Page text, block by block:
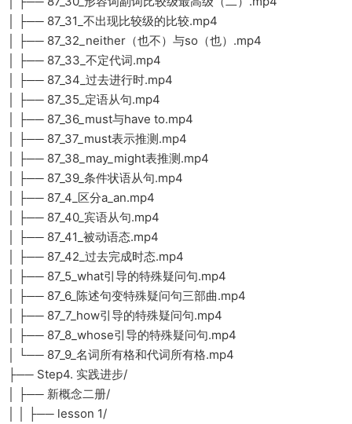
│ ├── 87_31_不出现比较级的比较.mp4
│ ├── 87_32_neither（也不）与so（也）.mp4
│ ├── 87_33_不定代词.mp4
│ ├── 87_34_过去进行时.mp4
│ ├── 87_35_定语从句.mp4
│ ├── 87_36_must与have to.mp4
│ ├── 87_37_must表示推测.mp4
│ ├── 87_38_may_might表推测.mp4
│ ├── 87_39_条件状语从句.mp4
│ ├── 87_4_区分a_an.mp4
│ ├── 87_40_宾语从句.mp4
│ ├── 87_41_被动语态.mp4
│ ├── 87_42_过去完成时态.mp4
│ ├── 87_5_what引导的特殊疑问句.mp4
│ ├── 87_6_陈述句变特殊疑问句三部曲.mp4
│ ├── 87_7_how引导的特殊疑问句.mp4
│ ├── 87_8_whose引导的特殊疑问句.mp4
│ └── 87_9_名词所有格和代词所有格.mp4
├── Step4. 实践进步/
│ ├── 新概念二册/
│ │ ├── lesson 1/